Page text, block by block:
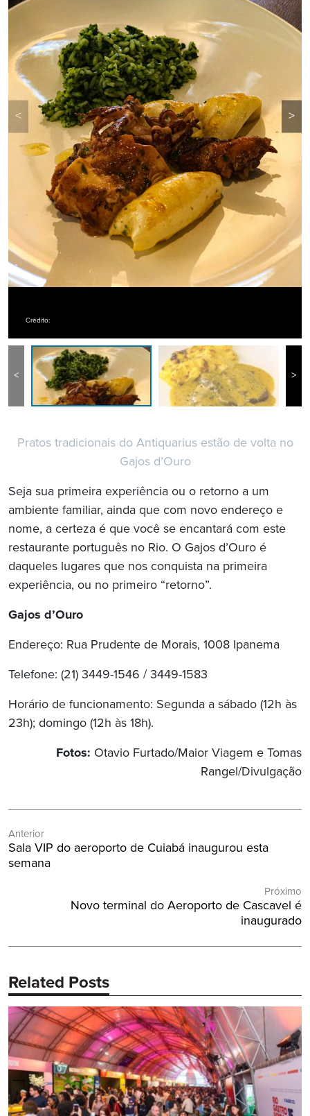
< >
Crédito:
< >
Pratos tradicionais do Antiquarius estão de volta no
Gajos d’Ouro
Seja sua primeira experiência ou o retorno a um
ambiente familiar, ainda que com novo endereço e
nome, a certeza é que você se encantará com este
restaurante português no Rio. O Gajos d’Ouro é
daqueles lugares que nos conquista na primeira
experiência, ou no primeiro “retorno”.
Gajos d’Ouro
Endereço: Rua Prudente de Morais, 1008 Ipanema
Telefone: (21) 3449-1546 / 3449-1583
Horário de funcionamento: Segunda a sábado (12h às
23h); domingo (12h às 18h).
Fotos: Otavio Furtado/Maior Viagem e Tomas
Rangel/Divulgação
de
Post
Anterior
Post
Anterior:
Sala VIP do aeroporto de Cuiabá inaugurou esta
semana
Próximo
Próximo
Novo terminal do Aeroporto de Cascavel é
inaugurado
Related Posts